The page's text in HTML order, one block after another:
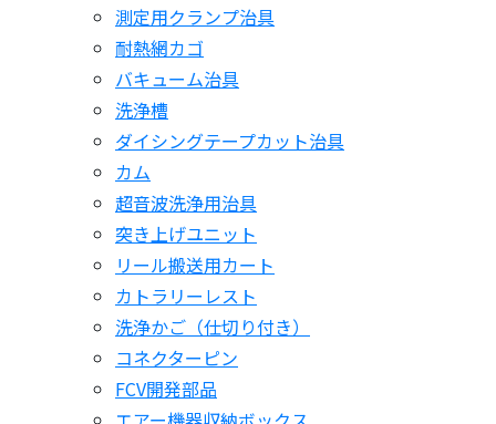
測定用クランプ治具
耐熱網カゴ
バキューム治具
洗浄槽
ダイシングテープカット治具
カム
超音波洗浄用治具
突き上げユニット
リール搬送用カート
カトラリーレスト
洗浄かご（仕切り付き）
コネクターピン
FCV開発部品